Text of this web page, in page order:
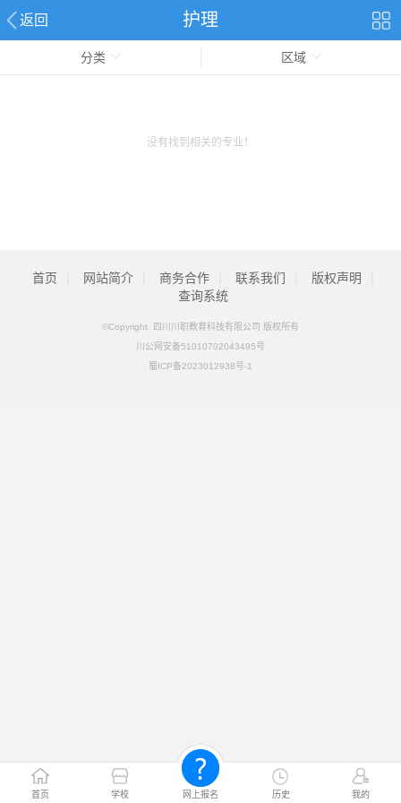
返回 护理
首页 学校 网上报名 历史 我的
分类 区域
没有找到相关的专业！
首页 网站简介 商务合作 联系我们 版权声明
查询系统
©Copyright 四川川职教育科技有限公司 版权所有
川公网安备51010702043495号
蜀ICP备2023012938号-1